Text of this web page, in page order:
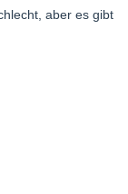
aber es gibt